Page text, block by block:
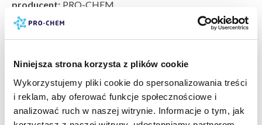
Niniejsza strona korzysta z plików cookie
Wykorzystujemy pliki cookie do spersonalizowania treści
i reklam, aby oferować funkcje społecznościowe i
analizować ruch w naszej witrynie. Informacje o tym, jak
przeprowadzać od dołu do góry, aby nie spłukać piany
z dolnych części pojazdu bez użycia ciśnienia.
Dawkowanie
stosować roztwór:
5 - 10% mycie ciśnieniowe (50 - 100 ml preparatu na
producent: PRO-CHEM
marka: PRO-CHEM
odczyn PH:
typ zabrudzenia: zabrudzenia atmosferyczne »
powierzchnia do wyczyszczenia: plandeki »,lakier
samochodowy »,tworzywa sztuczne (PCV, ratan) »
rodzaj czyszczenia: bieżące gruntowne
pokaż więcej »